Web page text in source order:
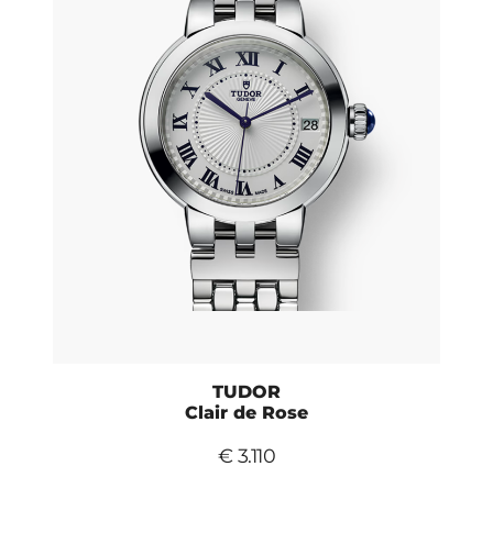
TUDOR
Clair de Rose
€ 3.110